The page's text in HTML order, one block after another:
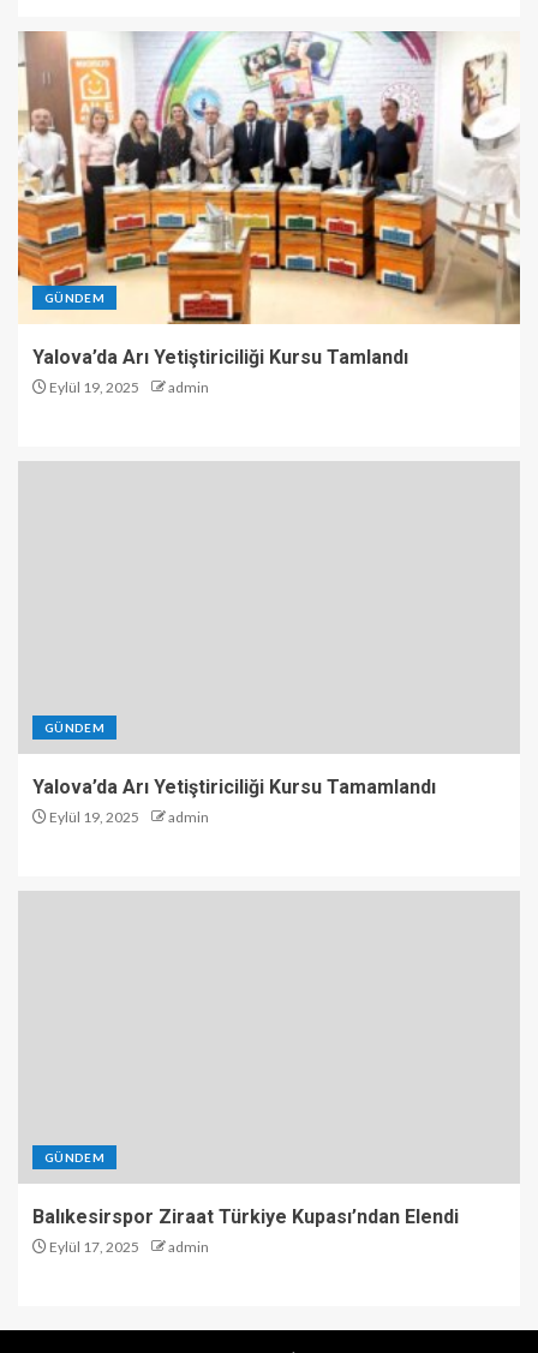
GÜNDEM
Yalova’da Arı Yetiştiriciliği Kursu Tamlandı
Eylül 19, 2025 admin
GÜNDEM
Yalova’da Arı Yetiştiriciliği Kursu Tamamlandı
Eylül 19, 2025 admin
GÜNDEM
Balıkesirspor Ziraat Türkiye Kupası’ndan Elendi
Eylül 17, 2025 admin